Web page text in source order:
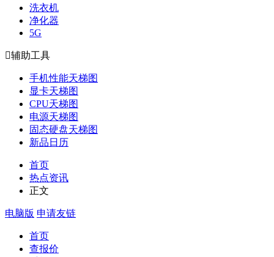
洗衣机
净化器
5G
辅助工具
手机性能天梯图
显卡天梯图
CPU天梯图
电源天梯图
固态硬盘天梯图
新品日历
首页
热点资讯
正文
电脑版 申请友链
首页
查报价